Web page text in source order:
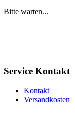
Bitte warten...
Service Kontakt
Kontakt
Versandkosten